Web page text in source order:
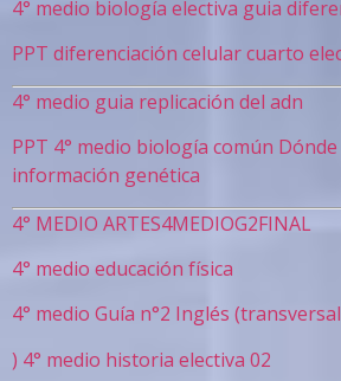
4° medio biología electiva guia
PPT diferenciación celular cuarto
4° medio guia replicación del adn
PPT 4° medio biología común
información genética
4° MEDIO ARTES4MEDIOG2FINAL
4° medio educación física
4° medio Guía n°2 Inglés
) 4° medio historia electiva 02